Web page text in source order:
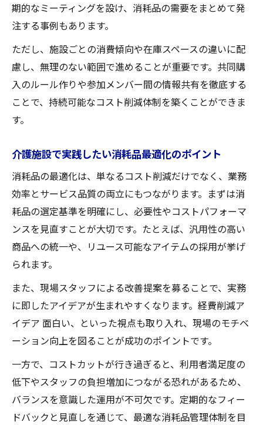
期的なミーティングを設け、消耗品の需要をまとめて発
注する事例もあります。
ただし、施設ごとの消費傾向や在庫スペースの違いに配
慮し、無理のない範囲で進めることが重要です。共同購
入のルール作りや参加メンバー間の情報共有を徹底する
ことで、持続可能なコスト削減体制を築くことができま
す。
介護施設で実践したい消耗品最適化のポイント
消耗品の最適化は、単なるコスト削減だけでなく、業務
効率とサービス品質の両立にもつながります。まずは消
耗品の選定基準を明確にし、必要性やコストパフォーマ
ンスを見直すことが大切です。たとえば、汎用性の高い
商品への統一や、リユース可能なアイテムの採用が挙げ
られます。
また、現場スタッフによる改善提案を募ることで、実務
に即したアイデアが生まれやすくなります。経費削減ア
イデア 面白い、といった視点も取り入れ、現場のモチベ
ーション向上を図ることが成功のポイントです。
一方で、コストカットが行き過ぎると、利用者満足度の
低下やスタッフの負担増加につながる恐れがあるため、
バランスを意識した運用が不可欠です。定期的なフィー
ドバックと見直しを通じて、最適な消耗品管理体制を目